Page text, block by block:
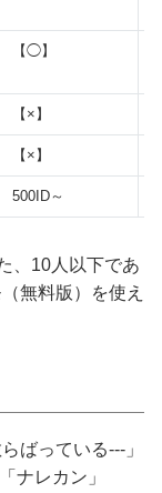
【◯】
【×】
【×】
500ID～
、10人以下であ
無料版）を使え
ばっている---」
ナレカン」